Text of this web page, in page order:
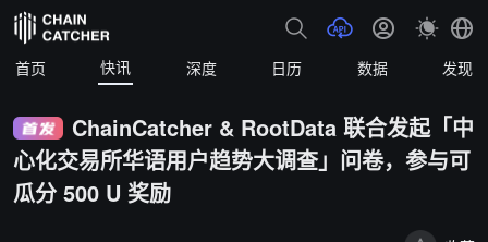
首页 快讯 深度 日历 数据 发现
ChainCatcher & RootData 联合发起「中
心化交易所华语用户趋势大调查」问卷，参与可
瓜分 500 U 奖励